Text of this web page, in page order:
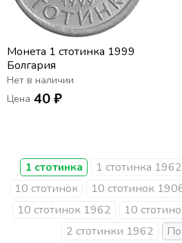
Монета 1 стотинка 1999
Болгария
Нет в наличии
Цена 40 ₽
1 стотинка 1 стотинка 1962
10 стотинок
10 стотинок
10 стотинок 1962
10
2 стотинки 1962